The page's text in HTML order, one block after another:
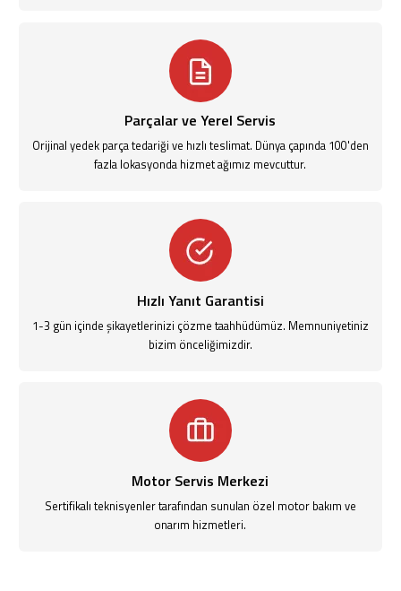
Parçalar ve Yerel Servis
Orijinal yedek parça tedariği ve hızlı teslimat. Dünya çapında 100'den
fazla lokasyonda hizmet ağımız mevcuttur.
Hızlı Yanıt Garantisi
1-3 gün içinde şikayetlerinizi çözme taahhüdümüz. Memnuniyetiniz
bizim önceliğimizdir.
Motor Servis Merkezi
Sertifikalı teknisyenler tarafından sunulan özel motor bakım ve
onarım hizmetleri.